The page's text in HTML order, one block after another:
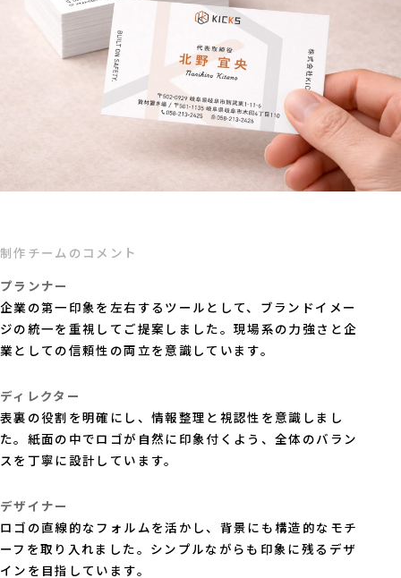
制作チームのコメント
プランナー
企業の第一印象を左右するツールとして、ブランドイメー
ジの統一を重視してご提案しました。現場系の力強さと企
業としての信頼性の両立を意識しています。
ディレクター
表裏の役割を明確にし、情報整理と視認性を意識しまし
た。紙面の中でロゴが自然に印象付くよう、全体のバラン
スを丁寧に設計しています。
デザイナー
ロゴの直線的なフォルムを活かし、背景にも構造的なモチ
ーフを取り入れました。シンプルながらも印象に残るデザ
インを目指しています。